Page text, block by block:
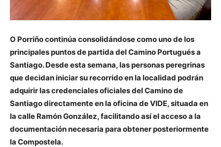
O Porriño continúa consolidándose como uno de los
principales puntos de partida del Camino Portugués a
Santiago. Desde esta semana, las personas peregrinas
que decidan iniciar su recorrido en la localidad podrán
adquirir las credenciales oficiales del Camino de
Santiago directamente en la oficina de VIDE, situada en
la calle Ramón González, facilitando así el acceso a la
documentación necesaria para obtener posteriormente
la Compostela.